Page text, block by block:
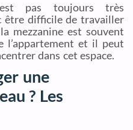
pas toujours très
être difficile de travailler
mezzanine est souvent
l’appartement et il peut
dans cet espace.
une
? Les